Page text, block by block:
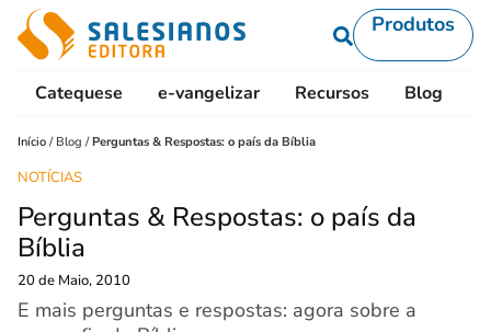
Produtos
Catequese e-vangelizar Recursos Blog
Início / Blog /Perguntas & Respostas: o país da Bíblia
NOTÍCIAS
Perguntas & Respostas: o país da
Bíblia
20 de Maio, 2010
E mais perguntas e respostas: agora sobre a